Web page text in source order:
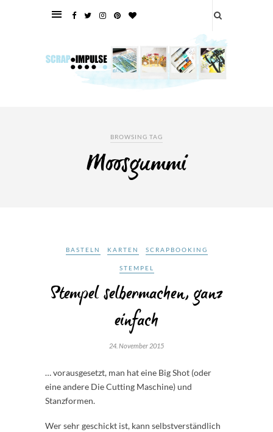
BROWSING TAG
Moosgummi
BASTELN KARTEN SCRAPBOOKING
STEMPEL
Stempel selbermachen, ganz
einfach
24. November 2015
… vorausgesetzt, man hat eine Big Shot (oder
eine andere Die Cutting Maschine) und
Stanzformen.
Wer sehr geschickt ist, kann selbstverständlich